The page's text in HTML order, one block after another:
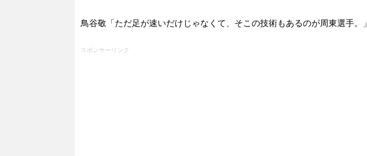
鳥谷敬「ただ足が速いだけじゃなくて、そこの技術もあるのが周東選手。」
スポンサーリンク